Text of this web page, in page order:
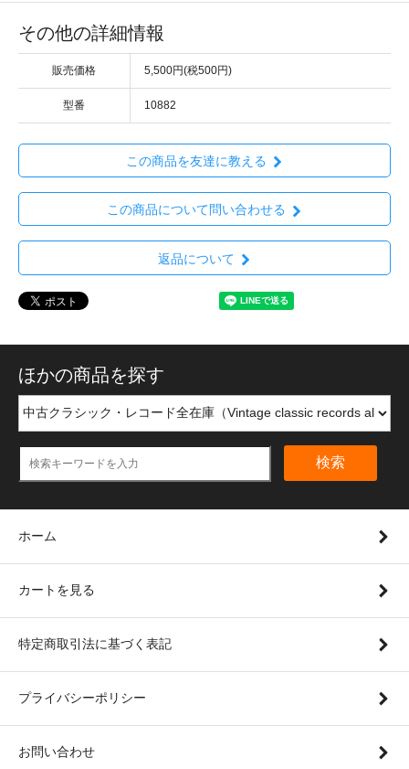
その他の詳細情報
販売価格 5,500円(税500円)
型番 10882
この商品を友達に教える
この商品について問い合わせる
返品について
ほかの商品を探す
検索
ホーム
カートを見る
特定商取引法に基づく表記
プライバシーポリシー
お問い合わせ